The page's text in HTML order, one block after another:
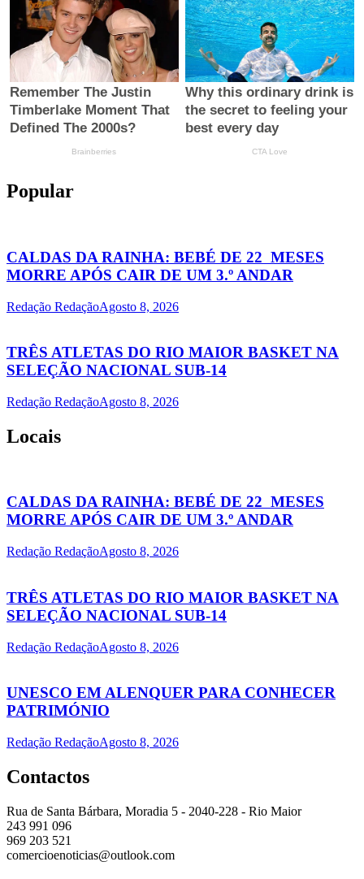
Popular
CALDAS DA RAINHA: BEBÉ DE 22 MESES
MORRE APÓS CAIR DE UM 3.º ANDAR
Redação RedaçãoAgosto 8, 2026
TRÊS ATLETAS DO RIO MAIOR BASKET NA
SELEÇÃO NACIONAL SUB-14
Redação RedaçãoAgosto 8, 2026
Locais
CALDAS DA RAINHA: BEBÉ DE 22 MESES
MORRE APÓS CAIR DE UM 3.º ANDAR
Redação RedaçãoAgosto 8, 2026
TRÊS ATLETAS DO RIO MAIOR BASKET NA
SELEÇÃO NACIONAL SUB-14
Redação RedaçãoAgosto 8, 2026
UNESCO EM ALENQUER PARA CONHECER
PATRIMÓNIO
Redação RedaçãoAgosto 8, 2026
Contactos
Rua de Santa Bárbara, Moradia 5 - 2040-228 - Rio Maior
243 991 096
969 203 521
comercioenoticias@outlook.com